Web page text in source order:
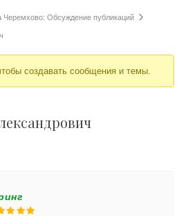
Черемхово: Обсуждение публикаций
создавать сообщения и темы.